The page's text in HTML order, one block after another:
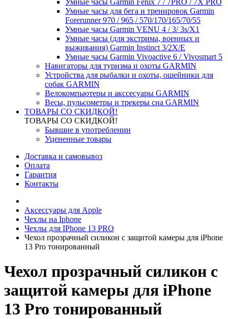
Умные часы Garmin Fenix 7 / 7PRO / 7X PRO
Умные часы для бега и тренировок Garmin
Forerunner 970 / 965 / 570/170/165/70/55
Умные часы Garmin VENU 4 / 3/ 3s/X1
Умные часы (для экстрима, военных и
выживания) Garmin Instinct 3/2X/E
Умные часы Garmin Vivoactive 6 / Vivosmart 5
Навигаторы для туризма и охоты GARMIN
Устройства для рыбалки и охоты, ошейники для
собак GARMIN
Велокомпьютеры и акссесуары GARMIN
Весы, пульсометры и трекеры сна GARMIN
ТОВАРЫ СО СКИДКОЙ!
ТОВАРЫ СО СКИДКОЙ!
Бывшие в употреблении
Уцененные товары
Доставка и самовывоз
Оплата
Гарантия
Контакты
Аксессуары для Apple
Чехлы на Iphone
Чехлы для IPhone 13 PRO
Чехол прозрачный силикон с защитой камеры для iPhone
13 Pro тонированный
Чехол прозрачный силикон с
защитой камеры для iPhone
13 Pro тонированный